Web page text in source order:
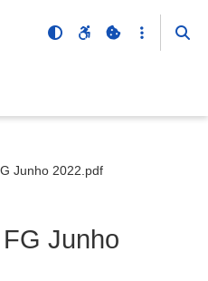
Junho 2022.pdf
Junho